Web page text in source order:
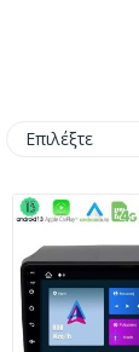
Επιλέξτε